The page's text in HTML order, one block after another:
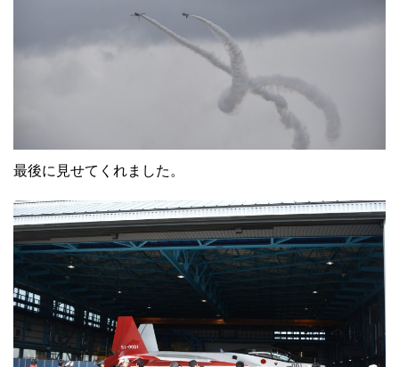
最後に見せてくれました。